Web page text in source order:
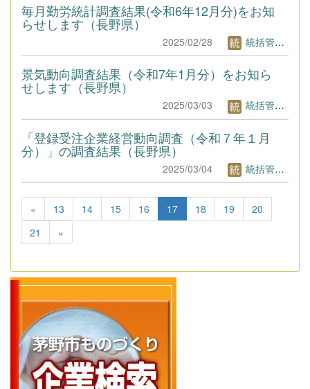
毎月勤労統計調査結果(令和6年12月分)をお知
らせします（長野県）
2025/02/28 統括管理者1
景気動向調査結果（令和7年1月分）をお知ら
せします（長野県）
2025/03/03 統括管理者1
「登録受注企業経営動向調査（令和７年１月
分）」の調査結果（長野県）
2025/03/04 統括管理者1
« 13 14 15 16 17 18 19
20
21
»